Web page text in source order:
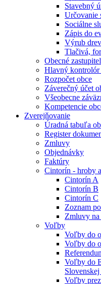
Stavebný
Určovanie
Sociálne
Zápis do
Výrub
Tlačivá,
Obecné
Hlavný kontrolór
Rozpočet obce
Záverečný účet
Všeobecne
Kompetencie
Zverejňovanie
Úradná tabuľa
Register
Zmluvy
Objednávky
Faktúry
Cintorín - hroby
Cintorín A
Cintorín B
Cintorín C
Zoznam
Zmluvy
Voľby
Voľby do
Voľby do
Voľby do
Voľby